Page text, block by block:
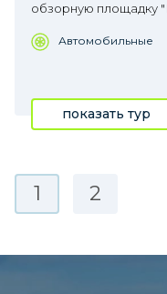
обзорную площадку
Автомобильные
показать тур
1 2